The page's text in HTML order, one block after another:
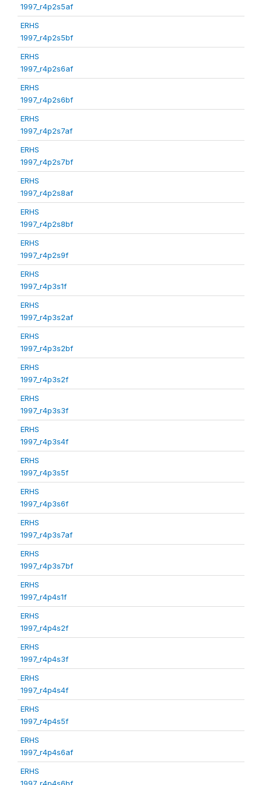
1997_r4p2s5af
ERHS
1997_r4p2s5bf
ERHS
1997_r4p2s6af
ERHS
1997_r4p2s6bf
ERHS
1997_r4p2s7af
ERHS
1997_r4p2s7bf
ERHS
1997_r4p2s8af
ERHS
1997_r4p2s8bf
ERHS
1997_r4p2s9f
ERHS
1997_r4p3s1f
ERHS
1997_r4p3s2af
ERHS
1997_r4p3s2bf
ERHS
1997_r4p3s2f
ERHS
1997_r4p3s3f
ERHS
1997_r4p3s4f
ERHS
1997_r4p3s5f
ERHS
1997_r4p3s6f
ERHS
1997_r4p3s7af
ERHS
1997_r4p3s7bf
ERHS
1997_r4p4s1f
ERHS
1997_r4p4s2f
ERHS
1997_r4p4s3f
ERHS
1997_r4p4s4f
ERHS
1997_r4p4s5f
ERHS
1997_r4p4s6af
ERHS
1997_r4p4s6bf